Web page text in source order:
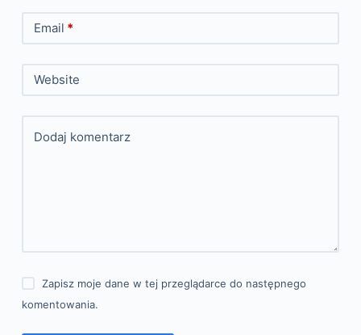
Email *
Website
Dodaj komentarz
Zapisz moje dane w tej przeglądarce do następnego
komentowania.